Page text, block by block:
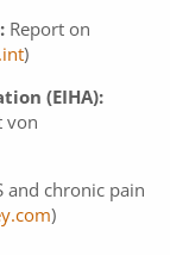
Report on
)
(EIHA):
von
and chronic pain
)